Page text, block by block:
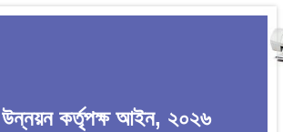
উন্নয়ন কর্তৃপক্ষ আইন, ২০২৬